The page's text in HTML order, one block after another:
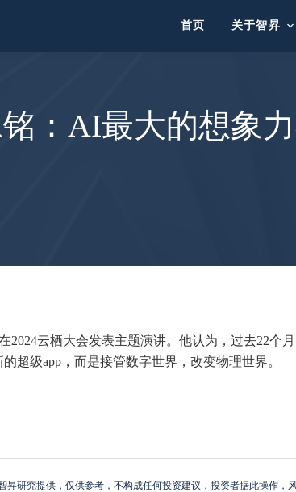
首页 关于智昇
铭：AI最大的想象
2024云栖大会发表主题演讲。他认为，过去22
超级app，而是接管数字世界，改变物理世界。
昇研究提供，仅供参考，不构成任何投资建议，投资者据此操作，风